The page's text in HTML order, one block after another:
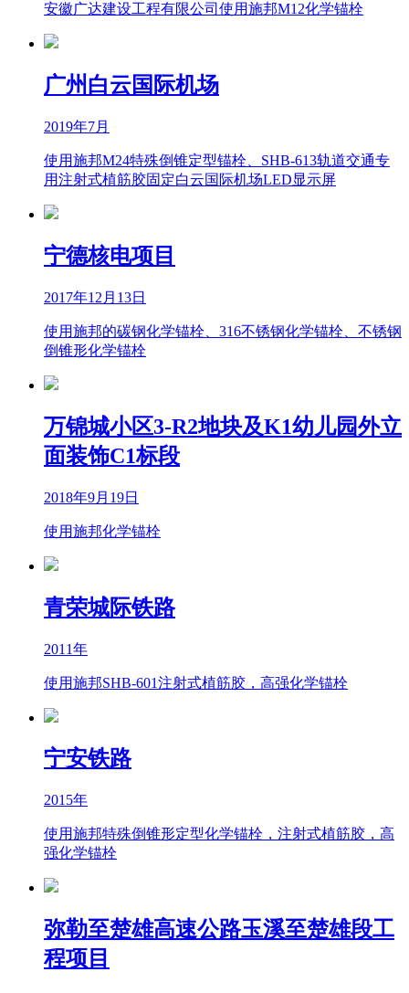
安徽广达建设工程有限公司使用施邦M12化学锚栓
广州白云国际机场
2019年7月
使用施邦M24特殊倒锥定型锚栓、SHB-613轨道交通专
用注射式植筋胶固定白云国际机场LED显示屏
宁德核电项目
2017年12月13日
使用施邦的碳钢化学锚栓、316不锈钢化学锚栓、不锈钢
倒锥形化学锚栓
万锦城小区3-R2地块及K1幼儿园外立
面装饰C1标段
2018年9月19日
使用施邦化学锚栓
青荣城际铁路
2011年
使用施邦SHB-601注射式植筋胶，高强化学锚栓
宁安铁路
2015年
使用施邦特殊倒锥形定型化学锚栓，注射式植筋胶，高
强化学锚栓
弥勒至楚雄高速公路玉溪至楚雄段工
程项目